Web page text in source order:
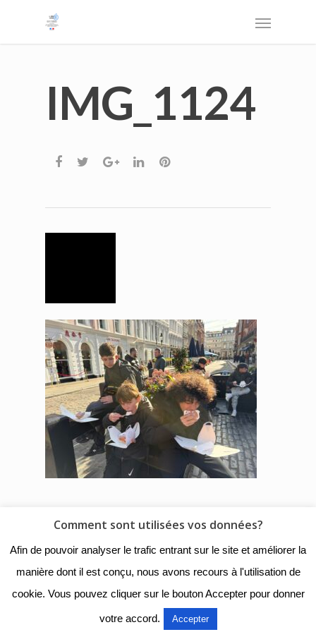
IMG_1124
© 2018 - Collège Henri de
Navarre |Mentions légales|
Organigramme|Nous
contacter
Comment sont utilisées vos données?
Afin de pouvoir analyser le trafic entrant sur le site et améliorer la
manière dont il est conçu, nous avons recours à l'utilisation de
cookie. Vous pouvez cliquer sur le bouton Accepter pour donner
votre accord. Accepter